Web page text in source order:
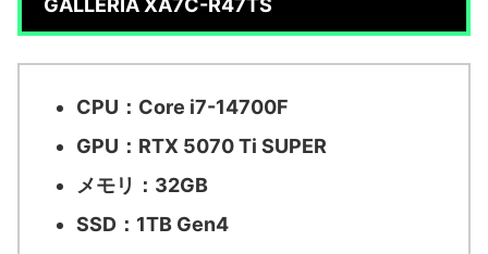
GALLERIA XA7C-R47TS
CPU：Core i7-14700F
GPU：RTX 5070 Ti SUPER
メモリ：32GB
SSD：1TB Gen4